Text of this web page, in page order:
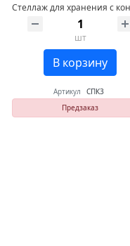
шт
В корзину
Артикул
СПК3
Предзаказ